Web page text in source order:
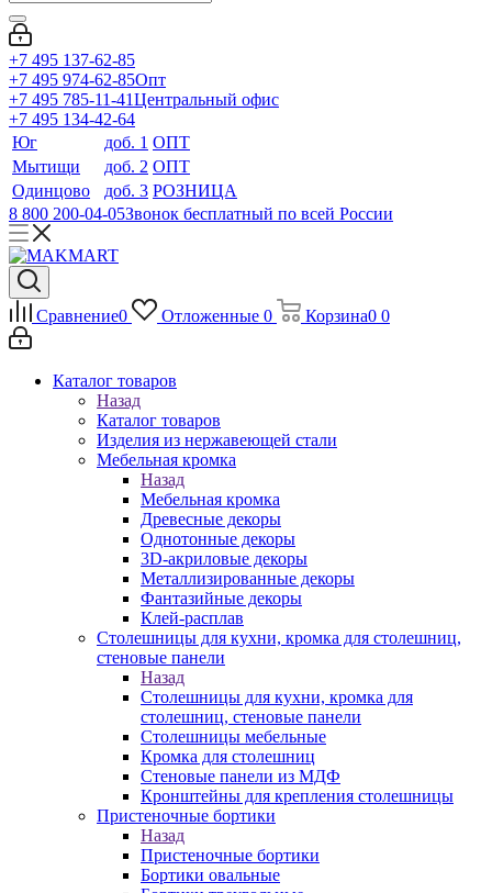
+7 495 137-62-85
+7 495 974-62-85Опт
+7 495 785-11-41Центральный офис
+7 495 134-42-64
Юг
доб. 1 ОПТ
Мытищи
доб. 2 ОПТ
Одинцово
доб. 3 РОЗНИЦА
8 800 200-04-05Звонок бесплатный по всей России
Сравнение0 Отложенные 0 Корзина0 0
Каталог товаров
Назад
Каталог товаров
Изделия из нержавеющей стали
Мебельная кромка
Назад
Мебельная кромка
Древесные декоры
Однотонные декоры
3D-акриловые декоры
Металлизированные декоры
Фантазийные декоры
Клей-расплав
Столешницы для кухни, кромка для столешниц,
стеновые панели
Назад
Столешницы для кухни, кромка для
столешниц, стеновые панели
Столешницы мебельные
Кромка для столешниц
Стеновые панели из МДФ
Кронштейны для крепления столешницы
Пристеночные бортики
Назад
Пристеночные бортики
Бортики овальные